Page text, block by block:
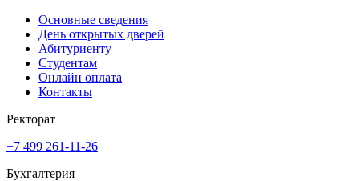
Основные сведения
День открытых дверей
Абитуриенту
Студентам
Онлайн оплата
Контакты
Ректорат
+7 499 261-11-26
Бухгалтерия